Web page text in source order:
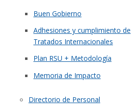
Buen Gobierno
Adhesiones y cumplimiento de
Tratados Internacionales
Plan RSU + Metodología
Memoria de Impacto
Directorio de Personal